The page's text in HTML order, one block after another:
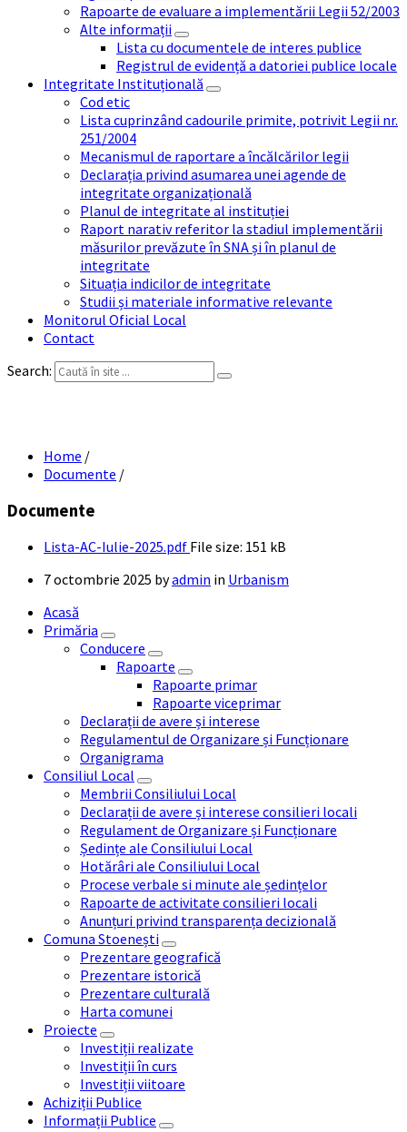
Rapoarte de evaluare a implementării Legii 52/2003
Alte informații
Lista cu documentele de interes publice
Registrul de evidență a datoriei publice locale
Integritate Instituțională
Cod etic
Lista cuprinzând cadourile primite, potrivit Legii nr.
251/2004
Mecanismul de raportare a încălcărilor legii
Declarația privind asumarea unei agende de
integritate organizațională
Planul de integritate al instituției
Raport narativ referitor la stadiul implementării
măsurilor prevăzute în SNA și în planul de
integritate
Situația indicilor de integritate
Studii și materiale informative relevante
Monitorul Oficial Local
Contact
Search:
Home /
Documente /
Documente
Lista-AC-Iulie-2025.pdf File size: 151 kB
7 octombrie 2025 byadmin in Urbanism
Acasă
Primăria
Conducere
Rapoarte
Rapoarte primar
Rapoarte viceprimar
Declarații de avere și interese
Regulamentul de Organizare și Funcționare
Organigrama
Consiliul Local
Membrii Consiliului Local
Declarații de avere și interese consilieri locali
Regulament de Organizare și Funcționare
Ședințe ale Consiliului Local
Hotărâri ale Consiliului Local
Procese verbale si minute ale ședințelor
Rapoarte de activitate consilieri locali
Anunțuri privind transparența decizională
Comuna Stoenești
Prezentare geografică
Prezentare istorică
Prezentare culturală
Harta comunei
Proiecte
Investiții realizate
Investiții în curs
Investiții viitoare
Achiziții Publice
Informații Publice